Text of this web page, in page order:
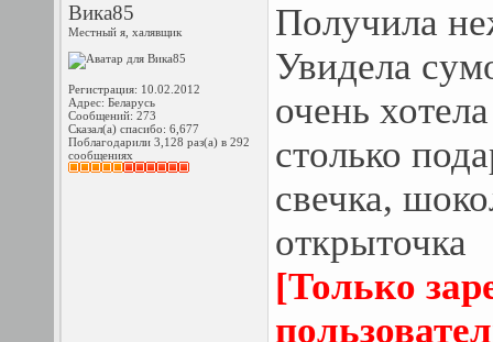
Вика85
Местный я, халявщик
Регистрация: 10.02.2012
Адрес: Беларусь
Сообщений: 273
Сказал(а) спасибо: 6,677
Поблагодарили 3,128 раз(а) в 292
сообщениях
Получила
Увидела
очень
столько
свечка,
открыточка
[Только